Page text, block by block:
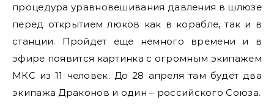
процедура уравновешивания давления в шлюзе
перед открытием люков как в корабле, так и в
станции. Пройдет еще немного времени и в
эфире появится картинка с огромным экипажем
МКС из 11 человек. До 28 апреля там будет два
экипажа Драконов и один – российского Союза.